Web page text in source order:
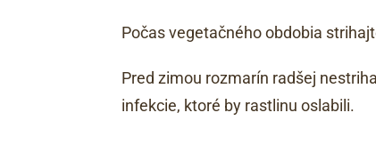
Počas vegetačného obdobia
Pred zimou rozmarín radšej
infekcie, ktoré by rastlinu oslabili.